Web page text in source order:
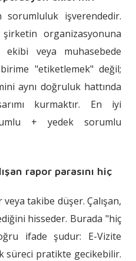
sorumluluk işverendedir.
organizasyonuna
veya muhasebede
"etiketlemek" değil;
aynı doğruluk hattında
kurmaktır. En iyi
+ yedek sorumlu
rapor parasını hiç
takibe düşer. Çalışan,
hisseder. Burada "hiç
ifade şudur: E-Vizite
süreci pratikte gecikebilir.